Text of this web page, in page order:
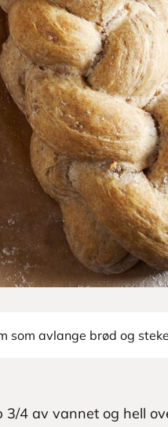
som avlange brød og
3/4 av vannet og hell